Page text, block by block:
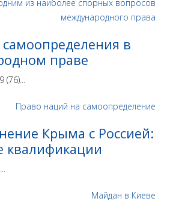
в
праве
(76)...
Крыма с Россией:
квалификации